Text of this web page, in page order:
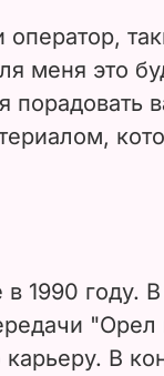
меня это
порадовать
1990 году.
карьеру. В